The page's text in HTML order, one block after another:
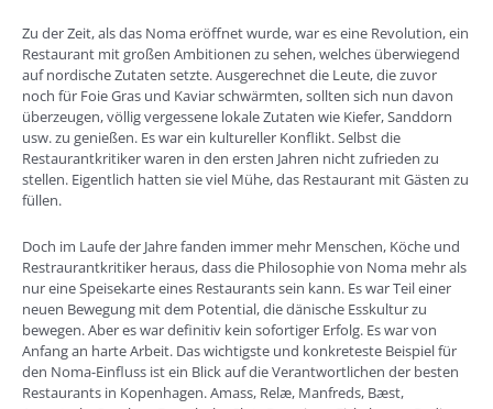
Zu der Zeit, als das Noma eröffnet wurde, war es eine Revolution, ein
Restaurant mit großen Ambitionen zu sehen, welches überwiegend
auf nordische Zutaten setzte. Ausgerechnet die Leute, die zuvor
noch für Foie Gras und Kaviar schwärmten, sollten sich nun davon
überzeugen, völlig vergessene lokale Zutaten wie Kiefer, Sanddorn
usw. zu genießen. Es war ein kultureller Konflikt. Selbst die
Restaurantkritiker waren in den ersten Jahren nicht zufrieden zu
stellen. Eigentlich hatten sie viel Mühe, das Restaurant mit Gästen zu
füllen.
Doch im Laufe der Jahre fanden immer mehr Menschen, Köche und
Restraurantkritiker heraus, dass die Philosophie von Noma mehr als
nur eine Speisekarte eines Restaurants sein kann. Es war Teil einer
neuen Bewegung mit dem Potential, die dänische Esskultur zu
bewegen. Aber es war definitiv kein sofortiger Erfolg. Es war von
Anfang an harte Arbeit. Das wichtigste und konkreteste Beispiel für
den Noma-Einfluss ist ein Blick auf die Verantwortlichen der besten
Restaurants in Kopenhagen. Amass, Relæ, Manfreds, Bæst,